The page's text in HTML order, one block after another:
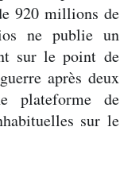
920 millions de
ne publie un
sur le point de
après deux
plateforme de
sur le